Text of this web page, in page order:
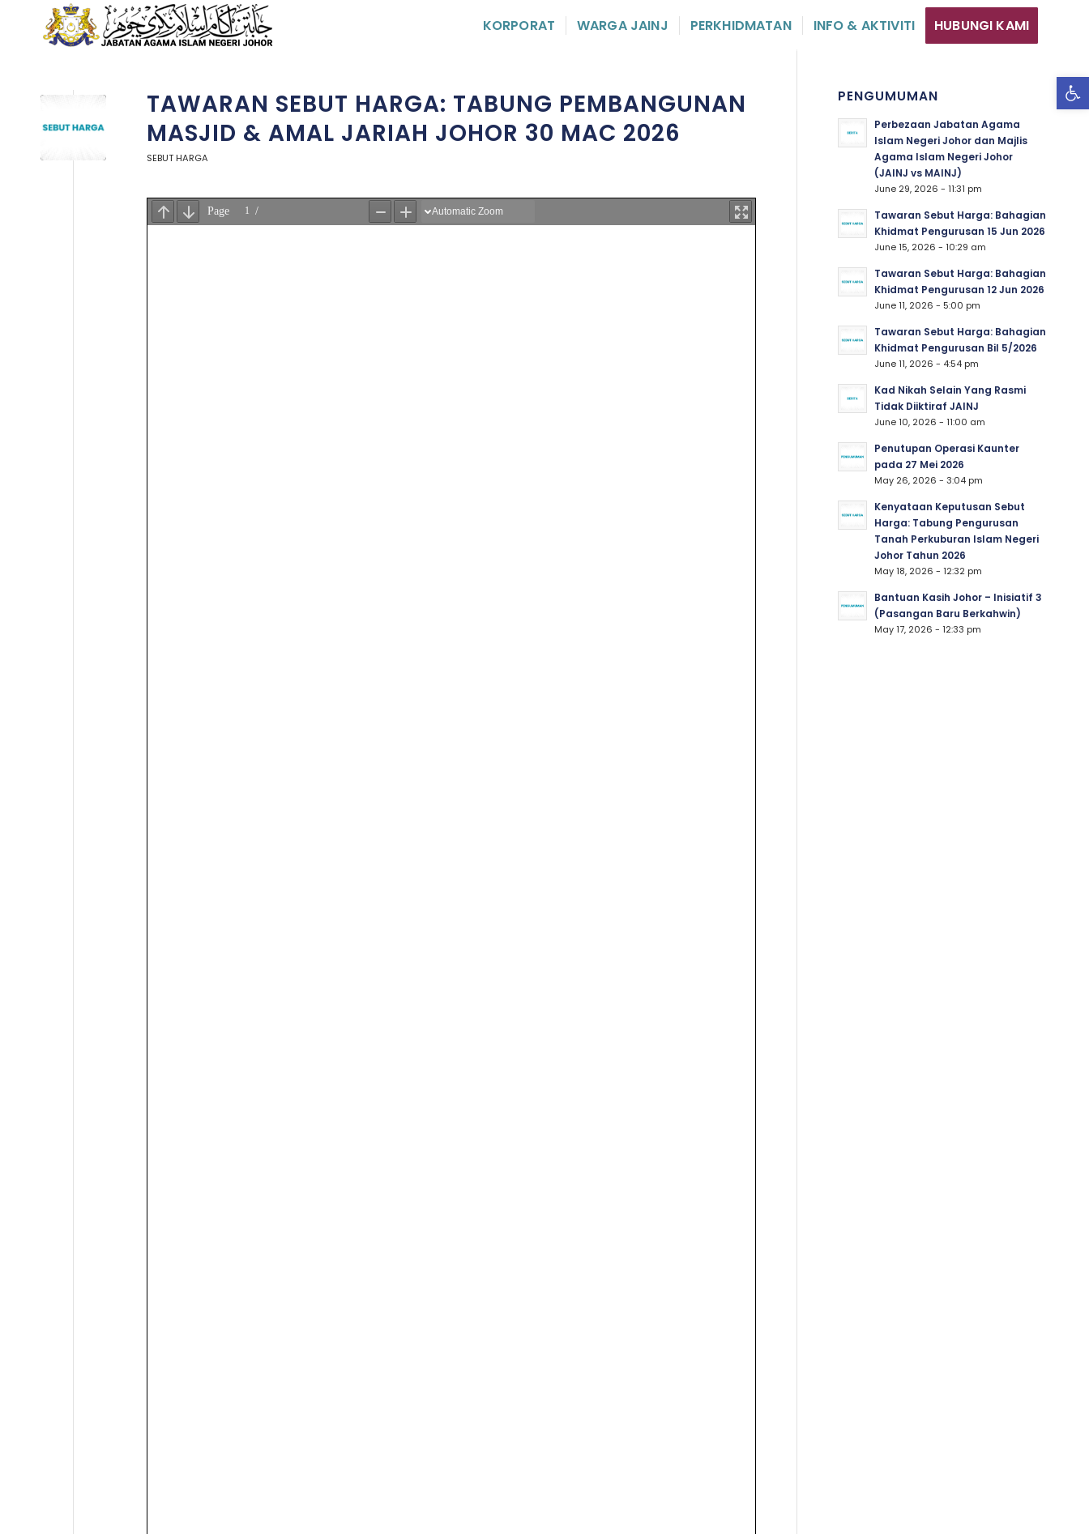
KORPORAT WARGA JAINJ PERKHIDMATAN INFO & AKTIVITI HUBUNGI KAMI
TAWARAN SEBUT HARGA: TABUNG PEMBANGUNAN
MASJID & AMAL JARIAH JOHOR 30 MAC 2026
SEBUT HARGA
PENGUMUMAN
Perbezaan Jabatan Agama
Islam Negeri Johor dan Majlis
Agama Islam Negeri Johor
(JAINJ vs MAINJ)
June 29, 2026 - 11:31 pm
Tawaran Sebut Harga: Bahagian
Khidmat Pengurusan 15 Jun 2026
June 15, 2026 - 10:29 am
Tawaran Sebut Harga: Bahagian
Khidmat Pengurusan 12 Jun 2026
June 11, 2026 - 5:00 pm
Tawaran Sebut Harga: Bahagian
Khidmat Pengurusan Bil 5/2026
June 11, 2026 - 4:54 pm
Kad Nikah Selain Yang Rasmi
Tidak Diiktiraf JAINJ
June 10, 2026 - 11:00 am
Penutupan Operasi Kaunter
pada 27 Mei 2026
May 26, 2026 - 3:04 pm
Kenyataan Keputusan Sebut
Harga: Tabung Pengurusan
Tanah Perkuburan Islam Negeri
Johor Tahun 2026
May 18, 2026 - 12:32 pm
Bantuan Kasih Johor – Inisiatif 3
(Pasangan Baru Berkahwin)
May 17, 2026 - 12:33 pm